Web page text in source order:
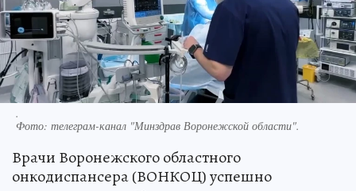
.
Фото: телеграм-канал "Минздрав Воронежской области".
Врачи Воронежского областного
онкодиспансера (ВОНКОЦ) успешно